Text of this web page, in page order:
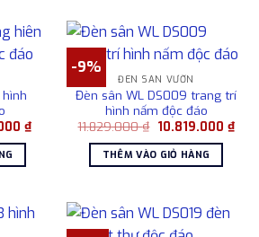
₫.
₫Giá
hiện
3.218.000 ₫.
-9%
ĐÈN SÂN VƯỜN
Đèn sân WL DS009 trang trí
hình nấm độc đáo
11.829.000₫ Giá
là:
11.829.000 ₫.
10.819.000 ₫Giá
hiện
THÊM VÀO GIỎ HÀNG